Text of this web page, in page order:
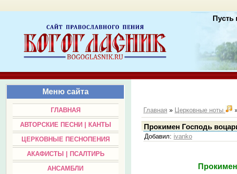
Пусть
Меню сайта
ГЛАВНАЯ
АВТОРСКИЕ ПЕСНИ | КАНТЫ
ЦЕРКОВНЫЕ ПЕСНОПЕНИЯ
АКАФИСТЫ | ПСАЛТИРЬ
АНСАМБЛИ
Главная » Церковные ноты
Прокимен Господь
Добавил: ivanko